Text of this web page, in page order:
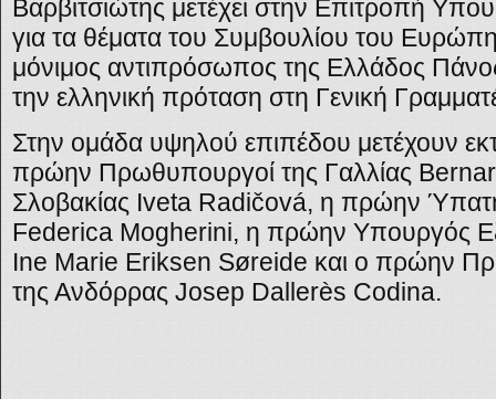
Βαρβιτσιώτης μετέχει στην Επιτροπή
για τα θέματα του Συμβουλίου του
μόνιμος αντιπρόσωπος της Ελλάδος
την ελληνική πρόταση στη Γενική
Στην ομάδα υψηλού επιπέδου μετέχουν
πρώην Πρωθυπουργοί της Γαλλίας
Σλοβακίας Iveta Radičová, η πρώην
Federica Mogherini, η πρώην Υπουργός
Ine Marie Eriksen Søreide και ο πρώην
της Ανδόρρας Josep Dallerès Codina.